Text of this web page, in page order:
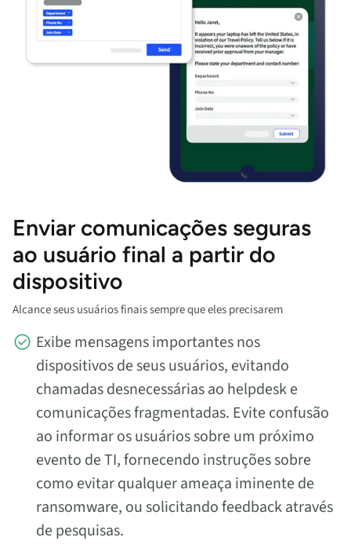
Enviar comunicações seguras
ao usuário final a partir do
dispositivo
Alcance seus usuários finais sempre que eles precisarem
Exibe mensagens importantes nos
dispositivos de seus usuários, evitando
chamadas desnecessárias ao helpdesk e
comunicações fragmentadas. Evite confusão
ao informar os usuários sobre um próximo
evento de TI, fornecendo instruções sobre
como evitar qualquer ameaça iminente de
ransomware, ou solicitando feedback através
de pesquisas.